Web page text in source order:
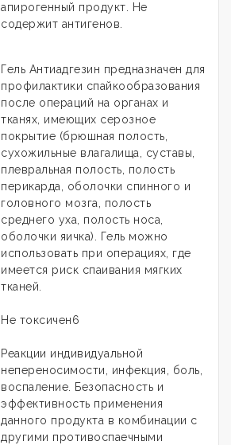
апирогенный продукт. Не
содержит антигенов.
Гель Антиадгезин предназначен для
профилактики спайкообразования
после операций на органах и
тканях, имеющих серозное
покрытие (брюшная полость,
сухожильные влагалища, суставы,
плевральная полость, полость
перикарда, оболочки спинного и
головного мозга, полость
среднего уха, полость носа,
оболочки яичка). Гель можно
использовать при операциях, где
имеется риск спаивания мягких
тканей.
Не токсичен6
Реакции индивидуальной
непереносимости, инфекция, боль,
воспаление. Безопасность и
эффективность применения
данного продукта в комбинации с
другими противоспаечными